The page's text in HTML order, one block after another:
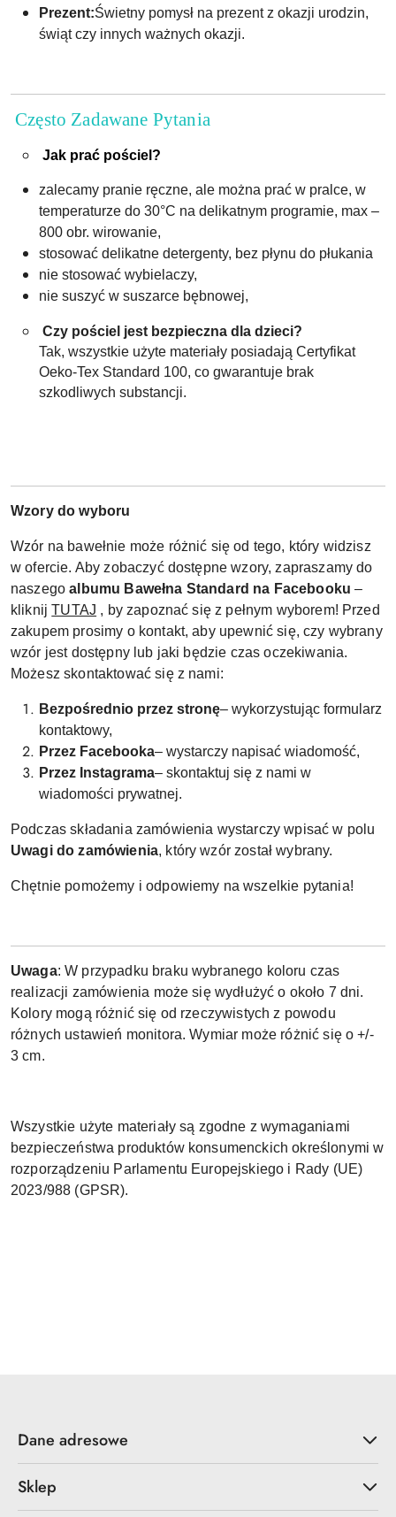
Prezent:Świetny pomysł na prezent z okazji urodzin,
świąt czy innych ważnych okazji.
Często Zadawane Pytania
Jak prać pościel?
zalecamy pranie ręczne, ale można prać w pralce, w
temperaturze do 30°C na delikatnym programie, max –
800 obr. wirowanie,
stosować delikatne detergenty, bez płynu do płukania
nie stosować wybielaczy,
nie suszyć w suszarce bębnowej,
Czy pościel jest bezpieczna dla dzieci?
Tak, wszystkie użyte materiały posiadają Certyfikat
Oeko-Tex Standard 100, co gwarantuje brak
szkodliwych substancji.
Wzory do wyboru
Wzór na bawełnie może różnić się od tego, który widzisz
w ofercie. Aby zobaczyć dostępne wzory, zapraszamy do
naszegoalbumu Bawełna Standard na Facebooku –
kliknijTUTAJ , by zapoznać się z pełnym wyborem! Przed
zakupem prosimy o kontakt, aby upewnić się, czy wybrany
wzór jest dostępny lub jaki będzie czas oczekiwania.
Możesz skontaktować się z nami:
Bezpośrednio przez stronę– wykorzystując formularz
kontaktowy,
Przez Facebooka– wystarczy napisać wiadomość,
Przez Instagrama– skontaktuj się z nami w
wiadomości prywatnej.
Podczas składania zamówienia wystarczy wpisać w polu
Uwagi do zamówienia, który wzór został wybrany.
Chętnie pomożemy i odpowiemy na wszelkie pytania!
Uwaga: W przypadku braku wybranego koloru czas
realizacji zamówienia może się wydłużyć o około 7 dni.
Kolory mogą różnić się od rzeczywistych z powodu
różnych ustawień monitora. Wymiar może różnić się o +/-
3 cm.
Wszystkie użyte materiały są zgodne z wymaganiami
bezpieczeństwa produktów konsumenckich określonymi w
rozporządzeniu Parlamentu Europejskiego i Rady (UE)
2023/988 (GPSR).
Dane adresowe
Sklep